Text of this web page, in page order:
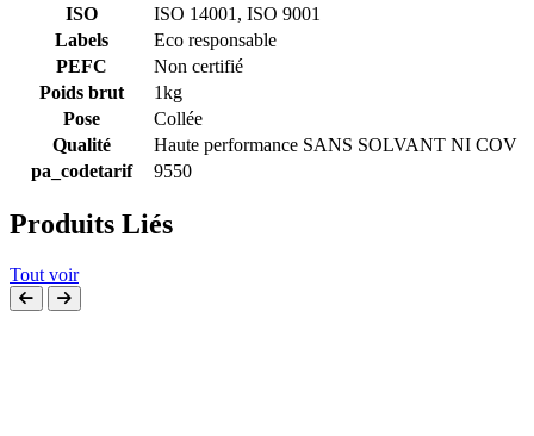
ISO
ISO 14001, ISO 9001
Labels
Eco responsable
PEFC
Non certifié
Poids brut
1kg
Pose
Collée
Qualité
Haute performance SANS SOLVANT NI COV
pa_codetarif
9550
Produits Liés
Tout voir